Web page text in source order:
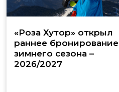
«Роза Хутор» открыл
раннее бронирование
зимнего сезона –
2026/2027